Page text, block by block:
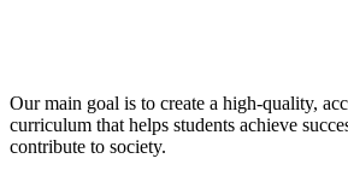
Our main goal is to create a high-quality,
curriculum that helps students achieve
contribute to society.